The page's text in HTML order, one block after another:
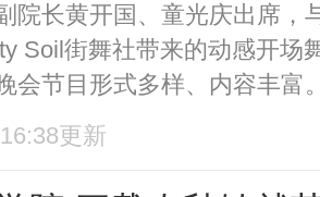
院长黄开国、童光庆出席，
街舞社带来的动感开场
会节目形式多样、内容丰富
更新